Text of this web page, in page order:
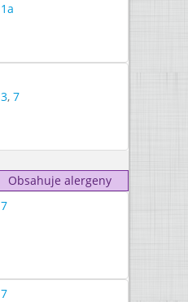
1a
3, 7
Obsahuje alergeny
7
7